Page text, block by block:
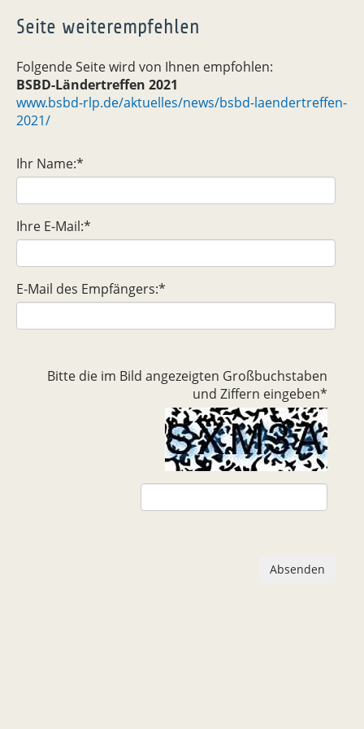
Seite weiterempfehlen
Folgende Seite wird von Ihnen empfohlen:
BSBD-Ländertreffen 2021
www.bsbd-rlp.de/aktuelles/news/bsbd-laendertreffen-
2021/
Ihr Name:*
Ihre E-Mail:*
E-Mail des Empfängers:*
Bitte die im Bild angezeigten Großbuchstaben
und Ziffern eingeben*
Absenden